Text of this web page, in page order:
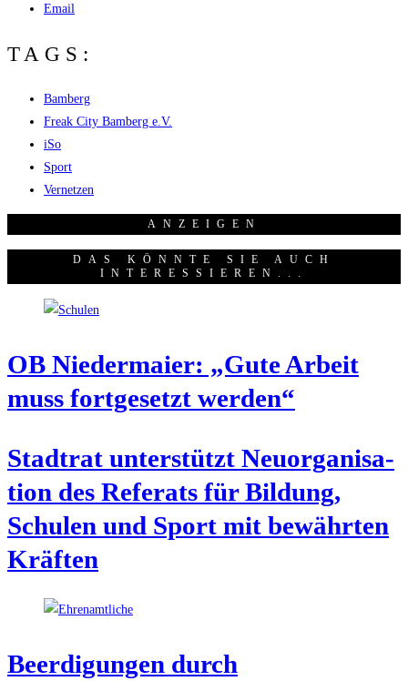
Email
TAGS:
Bamberg
Freak City Bamberg e.V.
iSo
Sport
Vernetzen
ANZEI­GEN
DAS KÖNNTE SIE AUCH
INTERESSIEREN...
OB Nie­der­mai­er: „Gute Arbeit
muss fort­ge­setzt werden“
Stadt­rat unter­stützt Neu­or­ga­ni­sa­
ti­on des Refe­rats für Bil­dung,
Schu­len und Sport mit bewähr­ten
Kräften
Beer­di­gun­gen durch